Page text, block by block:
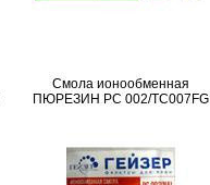
Смола ионообменная
ПЮРЕЗИН РС 002/TC007FG